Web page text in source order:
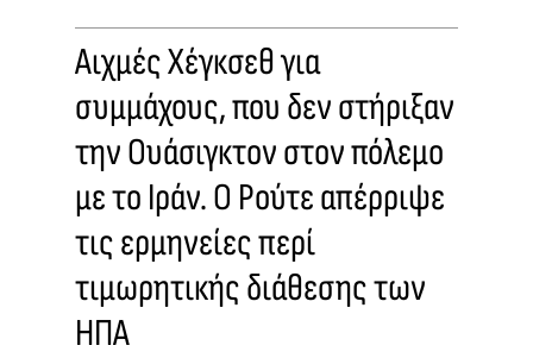
Αιχμές Χέγκσεθ για
συμμάχους, που δεν στήριξαν
την Ουάσιγκτον στον πόλεμο
με το Ιράν. Ο Ρούτε απέρριψε
τις ερμηνείες περί
τιμωρητικής διάθεσης των
ΗΠΑ